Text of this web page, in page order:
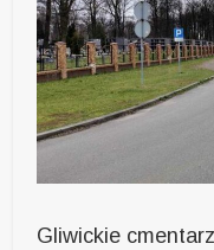
Gliwickie